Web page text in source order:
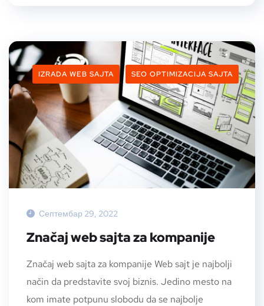
IZRADA WEB SAJTA SEO OPTIMIZACIJA SAJTA
Септембар 29, 2022
Značaj web sajta za kompanije
Značaj web sajta za kompanije Web sajt je najbolji
način da predstavite svoj biznis. Jedino mesto na
kom imate potpunu slobodu da se najbolje